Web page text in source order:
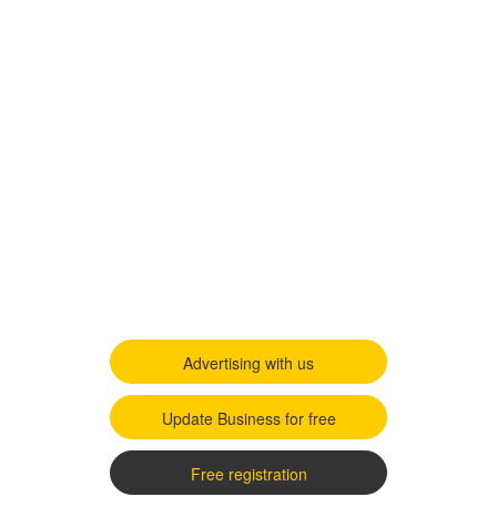
Advertising with us
Update Business for free
Free registration